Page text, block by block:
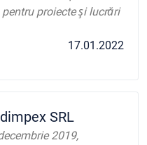
pentru proiecte şi lucrări
17.01.2022
SRL
2019,